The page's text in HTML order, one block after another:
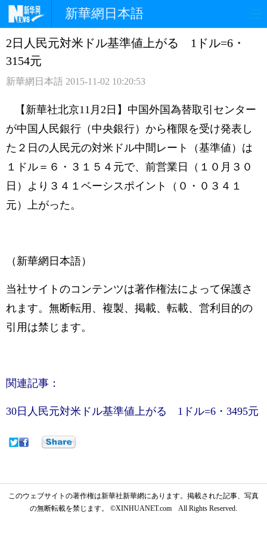
新華網日本語
ホームページ 政治 経済
観光 評論 写真
中日対訳
2日人民元対米ドル基準値上がる 1ドル=6・
3154元
新華網日本語 2015-11-02 10:20:53
【新華社北京11月2日】中国外国為替取引センター
が中国人民銀行（中央銀行）から権限を受け発表し
た２日の人民元の対米ドル中間レート（基準値）は
１ドル＝６・３１５４元で、前営業日（１０月３０
日）より３４１ベーシスポイント（０・０３４１
元）上がった。
（新華網日本語）
当社サイトのコンテンツは著作権法によって保護さ
れます。無断転用、複製、掲載、転載、営利目的の
引用は禁じます。
関連記事：
30日人民元対米ドル基準値上がる 1ドル=6・3495元
このウェブサイトの著作権は新華社新華網にあります。掲載された記事、写真
の無断転載を禁じます。 ©XINHUANET.com All Rights Reserved.